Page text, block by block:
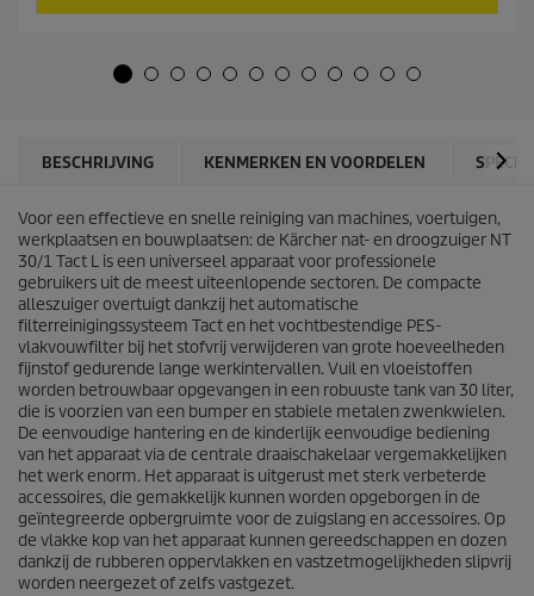
e
n
.
5
b
e
o
o
r
d
e
l
i
n
g
e
n
BESCHRIJVING KENMERKEN EN VOORDELEN
Voor een effectieve en snelle reiniging van machines, voertuigen,
werkplaatsen en bouwplaatsen: de Kärcher nat- en droogzuiger NT
30/1 Tact L is een universeel apparaat voor professionele
gebruikers uit de meest uiteenlopende sectoren. De compacte
alleszuiger overtuigt dankzij het automatische
filterreinigingssysteem Tact en het vochtbestendige PES-
vlakvouwfilter bij het stofvrij verwijderen van grote hoeveelheden
fijnstof gedurende lange werkintervallen. Vuil en vloeistoffen
worden betrouwbaar opgevangen in een robuuste tank van 30 liter,
die is voorzien van een bumper en stabiele metalen zwenkwielen.
De eenvoudige hantering en de kinderlijk eenvoudige bediening
van het apparaat via de centrale draaischakelaar vergemakkelijken
het werk enorm. Het apparaat is uitgerust met sterk verbeterde
accessoires, die gemakkelijk kunnen worden opgeborgen in de
geïntegreerde opbergruimte voor de zuigslang en accessoires. Op
de vlakke kop van het apparaat kunnen gereedschappen en dozen
dankzij de rubberen oppervlakken en vastzetmogelijkheden slipvrij
worden neergezet of zelfs vastgezet.